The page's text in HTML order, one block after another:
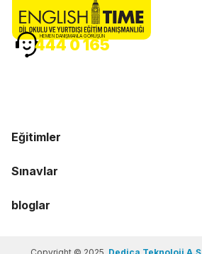
Eğitimler
Sınavlar
bloglar
HEMEN DANIŞMANLA GÖRÜŞÜN
444 0 165